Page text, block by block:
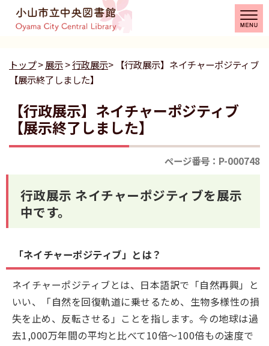
トップ>展示>行政展示> 【行政展示】ネイチャーポジティブ
【展示終了しました】
【行政展示】ネイチャーポジティブ
【展示終了しました】
ページ番号：P-000748
行政展示 ネイチャーポジティブを展示
中です。
「ネイチャーポジティブ」とは？
ネイチャーポジティブとは、日本語訳で「自然再興」と
いい、「自然を回復軌道に乗せるため、生物多様性の損
失を止め、反転させる」ことを指します。今の地球は過
去1,000万年間の平均と比べて10倍～100倍もの速度で